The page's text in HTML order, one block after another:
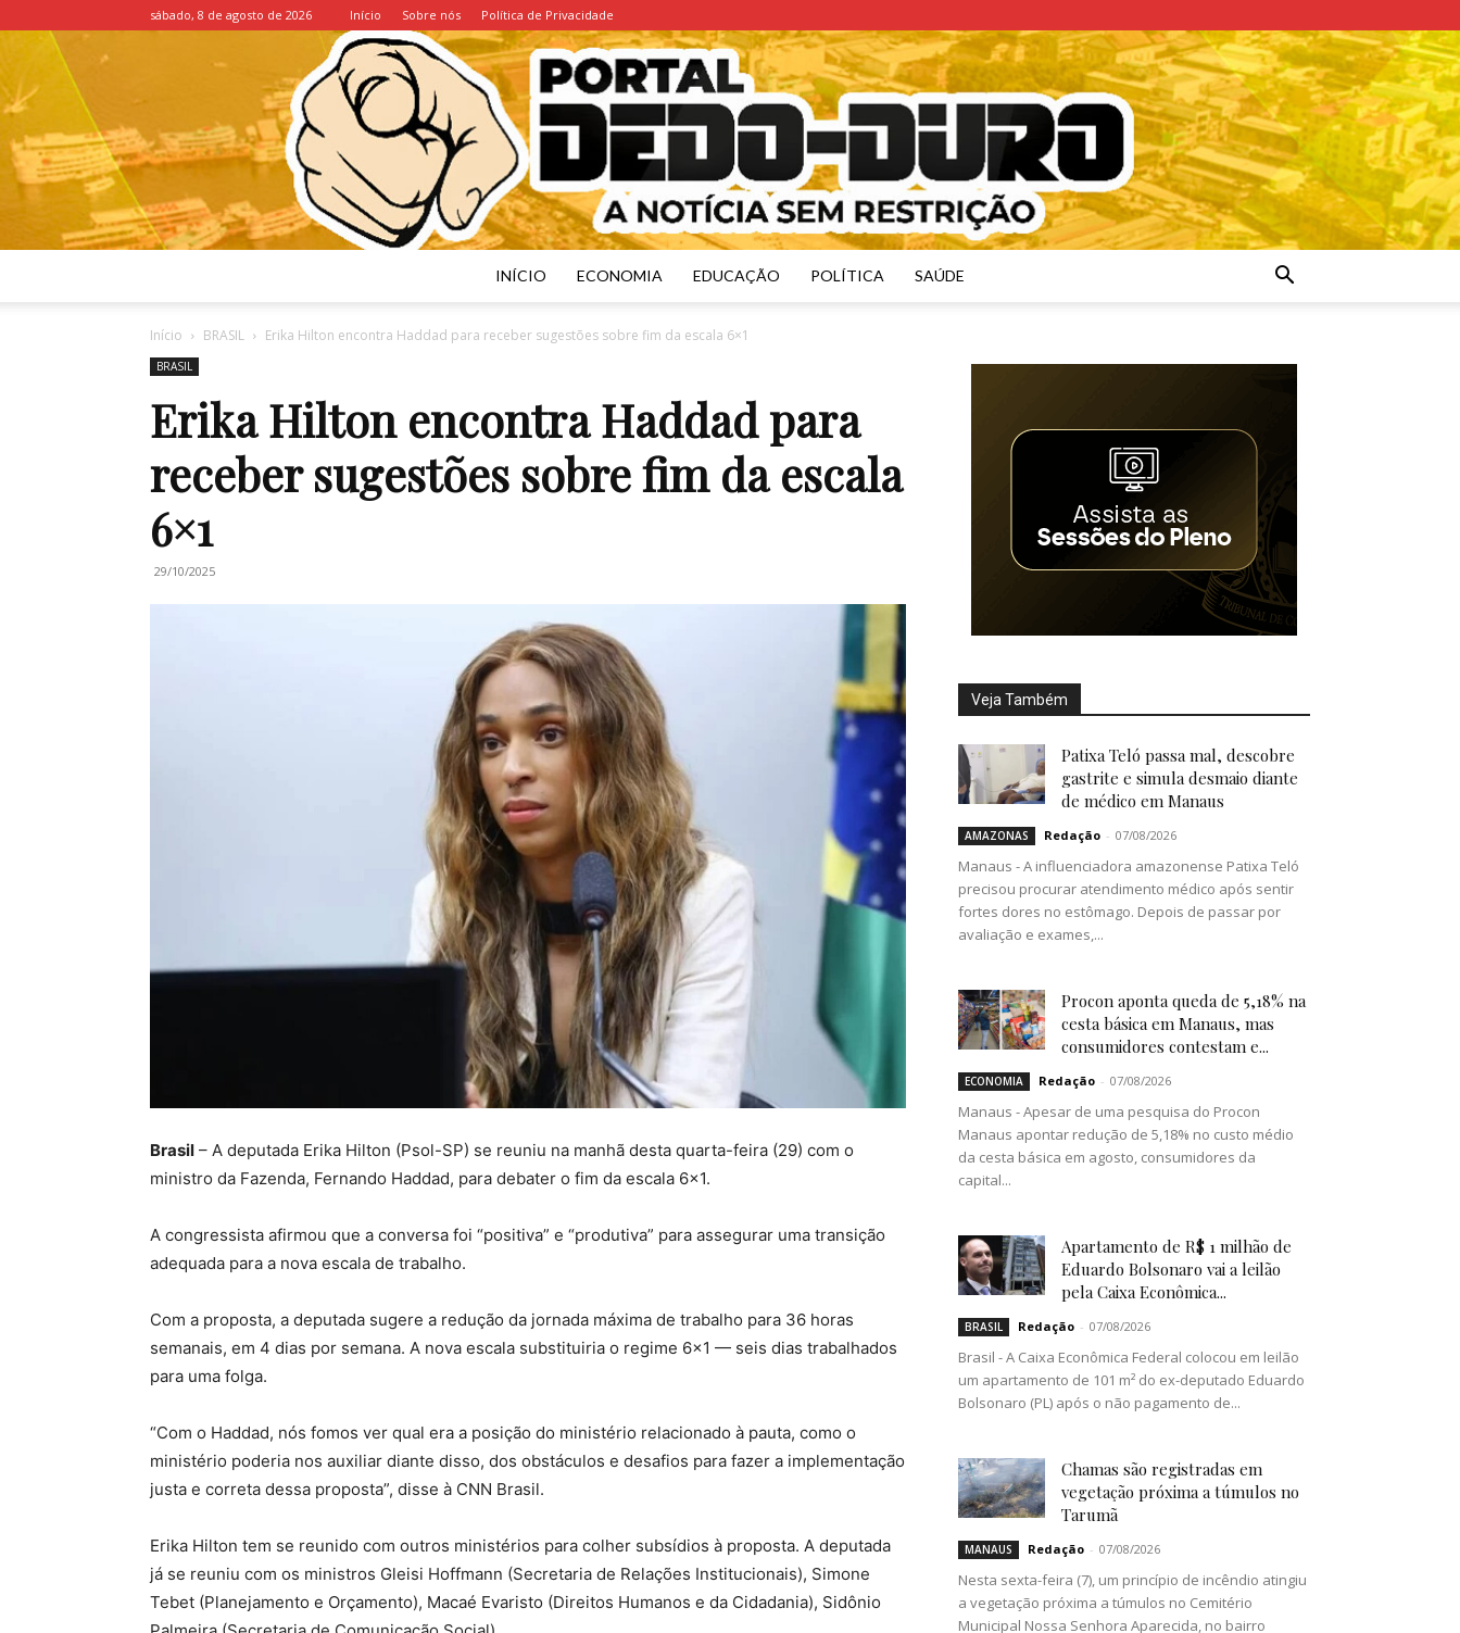
sábado, 8 de agosto de 2026 Início Sobre nós Política de Privacidade
Dedo
Duro
INÍCIO ECONOMIA EDUCAÇÃO POLÍTICA SAÚDE
Início BRASIL Erika Hilton encontra Haddad para receber sugestões sobre fim da escala 6×1
BRASIL
Erika Hilton encontra Haddad para
receber sugestões sobre fim da escala
6×1
29/10/2025
Brasil – A deputada Erika Hilton (Psol-SP) se reuniu na manhã desta quarta-feira (29) com o
ministro da Fazenda, Fernando Haddad, para debater o fim da escala 6×1.
A congressista afirmou que a conversa foi “positiva” e “produtiva” para assegurar uma transição
adequada para a nova escala de trabalho.
Com a proposta, a deputada sugere a redução da jornada máxima de trabalho para 36 horas
semanais, em 4 dias por semana. A nova escala substituiria o regime 6×1 — seis dias trabalhados
para uma folga.
“Com o Haddad, nós fomos ver qual era a posição do ministério relacionado à pauta, como o
ministério poderia nos auxiliar diante disso, dos obstáculos e desafios para fazer a implementação
justa e correta dessa proposta”, disse à CNN Brasil.
Erika Hilton tem se reunido com outros ministérios para colher subsídios à proposta. A deputada
já se reuniu com os ministros Gleisi Hoffmann (Secretaria de Relações Institucionais), Simone
Tebet (Planejamento e Orçamento), Macaé Evaristo (Direitos Humanos e da Cidadania), Sidônio
Veja Também
Patixa Teló passa mal, descobre
gastrite e simula desmaio diante
de médico em Manaus
AMAZONAS Redação - 07/08/2026
Manaus - A influenciadora amazonense Patixa Teló
precisou procurar atendimento médico após sentir
fortes dores no estômago. Depois de passar por
avaliação e exames,...
Procon aponta queda de 5,18% na
cesta básica em Manaus, mas
consumidores contestam e...
ECONOMIA Redação - 07/08/2026
Manaus - Apesar de uma pesquisa do Procon
Manaus apontar redução de 5,18% no custo médio
da cesta básica em agosto, consumidores da
capital...
Apartamento de R$ 1 milhão de
Eduardo Bolsonaro vai a leilão
pela Caixa Econômica...
BRASIL Redação - 07/08/2026
Brasil - A Caixa Econômica Federal colocou em leilão
um apartamento de 101 m² do ex-deputado Eduardo
Bolsonaro (PL) após o não pagamento de...
Chamas são registradas em
vegetação próxima a túmulos no
Tarumã
MANAUS Redação - 07/08/2026
Nesta sexta-feira (7), um princípio de incêndio atingiu
a vegetação próxima a túmulos no Cemitério
Municipal Nossa Senhora Aparecida, no bairro